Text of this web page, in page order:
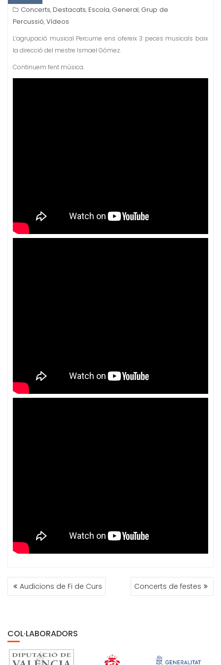
Concerts, Destacats, Escola, General, Grup de
Percussió,Vídeos
L’agrupació musical Percume ens ofereix 3 peces musicals baix
la direcció del mestre Ismael Gómez.
Continuem fent música.
NAVEGACIÓN
DEAudicions de Fi de Curs Concerts de festes
COL·LABORADORS